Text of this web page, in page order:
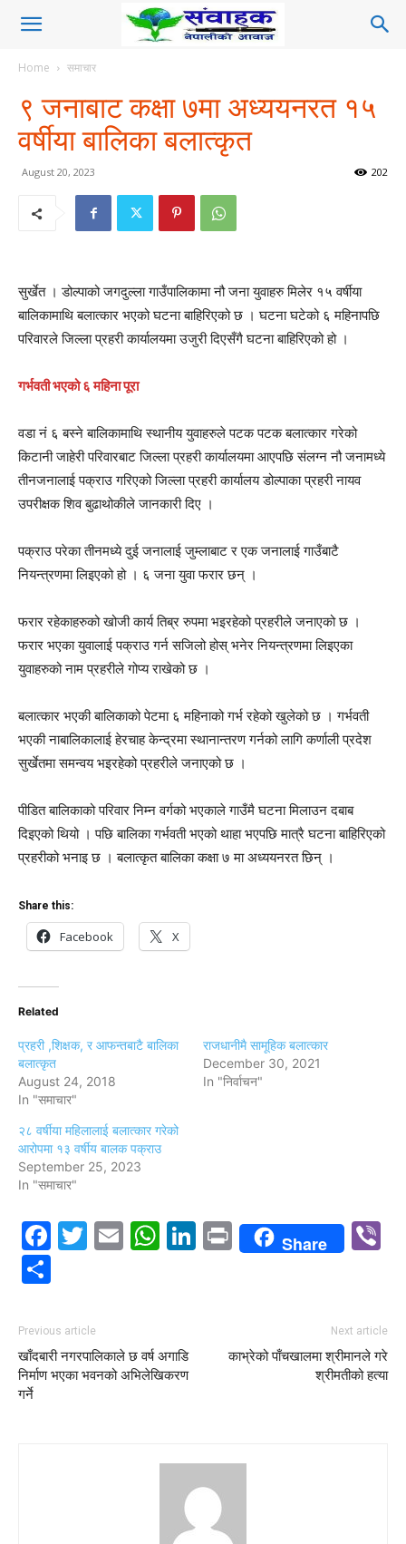
Home समाचार
९ जनाबाट कक्षा ७मा अध्ययनरत १५
वर्षीया बालिका बलात्कृत
August 20, 2023 202
सुर्खेत । डोल्पाको जगदुल्ला गाउँपालिकामा नौ जना युवाहरु मिलेर १५ वर्षीया
बालिकामाथि बलात्कार भएको घटना बाहिरिएको छ । घटना घटेको ६ महिनापछि
परिवारले जिल्ला प्रहरी कार्यालयमा उजुरी दिएसँगै घटना बाहिरिएको हो ।
गर्भवती भएको ६ महिना पूरा
वडा नं ६ बस्ने बालिकामाथि स्थानीय युवाहरुले पटक पटक बलात्कार गरेको
किटानी जाहेरी परिवारबाट जिल्ला प्रहरी कार्यालयमा आएपछि संलग्न नौ जनामध्ये
तीनजनालाई पक्राउ गरिएको जिल्ला प्रहरी कार्यालय डोल्पाका प्रहरी नायव
उपरीक्षक शिव बुढाथोकीले जानकारी दिए ।
पक्राउ परेका तीनमध्ये दुई जनालाई जुम्लाबाट र एक जनालाई गाउँबाटै
नियन्त्रणमा लिइएको हो । ६ जना युवा फरार छन् ।
फरार रहेकाहरुको खोजी कार्य तिब्र रुपमा भइरहेको प्रहरीले जनाएको छ ।
फरार भएका युवालाई पक्राउ गर्न सजिलो होस् भनेर नियन्त्रणमा लिइएका
युवाहरुको नाम प्रहरीले गोप्य राखेको छ ।
बलात्कार भएकी बालिकाको पेटमा ६ महिनाको गर्भ रहेको खुलेको छ । गर्भवती
भएकी नाबालिकालाई हेरचाह केन्द्रमा स्थानान्तरण गर्नको लागि कर्णाली प्रदेश
सुर्खेतमा समन्वय भइरहेको प्रहरीले जनाएको छ ।
पीडित बालिकाको परिवार निम्न वर्गको भएकाले गाउँमै घटना मिलाउन दबाब
दिइएको थियो । पछि बालिका गर्भवती भएको थाहा भएपछि मात्रै घटना बाहिरिएको
प्रहरीको भनाइ छ । बलात्कृत बालिका कक्षा ७ मा अध्ययनरत छिन् ।
Share this:
Facebook X
Related
प्रहरी ,शिक्षक, र आफन्तबाटै बालिका
बलात्कृत
August 24, 2018
In "समाचार"
राजधानीमै सामूहिक बलात्कार
December 30, 2021
In "निर्वाचन"
२८ वर्षीया महिलालाई बलात्कार गरेको
आरोपमा १३ वर्षीय बालक पक्राउ
September 25, 2023
In "समाचार"
Facebook
Twitter
EmailWhatsApp
LinkedIn
PrintShare
Previous article
खाँदबारी नगरपालिकाले छ वर्ष अगाडि
निर्माण भएका भवनको अभिलेखिकरण
गर्ने
Next article
काभ्रेको पाँचखालमा श्रीमानले गरे
श्रीमतीको हत्या